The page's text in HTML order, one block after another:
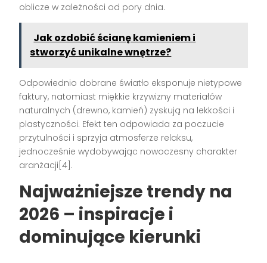
oblicze w zależności od pory dnia.
Jak ozdobić ścianę kamieniem i
stworzyć unikalne wnętrze?
Odpowiednio dobrane światło eksponuje nietypowe
faktury, natomiast miękkie krzywizny materiałów
naturalnych (drewno, kamień) zyskują na lekkości i
plastyczności. Efekt ten odpowiada za poczucie
przytulności i sprzyja atmosferze relaksu,
jednocześnie wydobywając nowoczesny charakter
aranżacji[4].
Najważniejsze trendy na
2026 – inspiracje i
dominujące kierunki